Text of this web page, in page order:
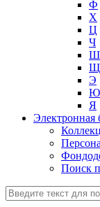
Ф
Х
Ц
Ч
Ш
Щ
Э
Ю
Я
Электронная
Поиск